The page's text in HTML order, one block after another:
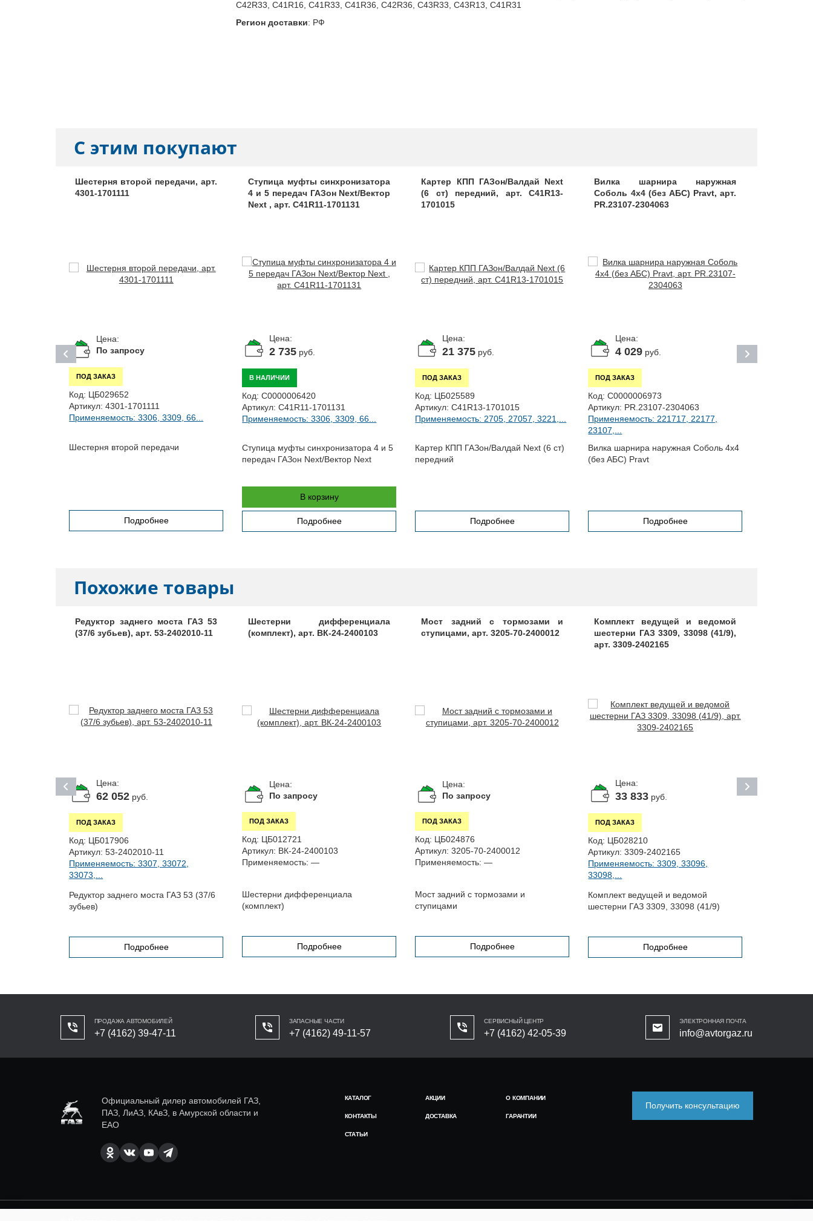
C42R33, C41R16, C41R33, C41R36, C42R36, C43R33, C43R13, C41R31
Регион доставки: РФ
С этим покупают
Шестерня второй передачи, арт.
4301-1701111
Цена:
По запросу
ПОД ЗАКАЗ
Код: ЦБ029652
Артикул: 4301-1701111
Применяемость: 3306, 3309, 66...
Шестерня второй передачи
Подробнее
Ступица муфты синхронизатора
4 и 5 передач ГАЗон Next/Вектор
Next , арт. C41R11-1701131
Цена:
2 735 руб.
В НАЛИЧИИ
Код: С0000006420
Артикул: C41R11-1701131
Применяемость: 3306, 3309, 66...
Ступица муфты синхронизатора 4 и 5
передач ГАЗон Next/Вектор Next
В корзину
Подробнее
Картер КПП ГАЗон/Валдай Next
(6 ст) передний, арт. C41R13-
1701015
Цена:
21 375 руб.
ПОД ЗАКАЗ
Код: ЦБ025589
Артикул: C41R13-1701015
Применяемость: 2705, 27057, 3221,...
Картер КПП ГАЗон/Валдай Next (6 ст)
передний
Подробнее
Вилка шарнира наружная
Соболь 4х4 (без АБС) Pravt, арт.
PR.23107-2304063
Цена:
4 029 руб.
ПОД ЗАКАЗ
Код: С0000006973
Артикул: PR.23107-2304063
Применяемость: 221717, 22177,
23107,...
Вилка шарнира наружная Соболь 4х4
(без АБС) Pravt
Подробнее
Похожие товары
Редуктор заднего моста ГАЗ 53
(37/6 зубьев), арт. 53-2402010-11
Цена:
62 052 руб.
ПОД ЗАКАЗ
Код: ЦБ017906
Артикул: 53-2402010-11
Применяемость: 3307, 33072,
33073,...
Редуктор заднего моста ГАЗ 53 (37/6
зубьев)
Подробнее
Шестерни дифференциала
(комплект), арт. ВК-24-2400103
Цена:
По запросу
ПОД ЗАКАЗ
Код: ЦБ012721
Артикул: ВК-24-2400103
Применяемость: —
Шестерни дифференциала
(комплект)
Подробнее
Мост задний с тормозами и
ступицами, арт. 3205-70-2400012
Цена:
По запросу
ПОД ЗАКАЗ
Код: ЦБ024876
Артикул: 3205-70-2400012
Применяемость: —
Мост задний с тормозами и
ступицами
Подробнее
Комплект ведущей и ведомой
шестерни ГАЗ 3309, 33098 (41/9),
арт. 3309-2402165
Цена:
33 833 руб.
ПОД ЗАКАЗ
Код: ЦБ028210
Артикул: 3309-2402165
Применяемость: 3309, 33096,
33098,...
Комплект ведущей и ведомой
шестерни ГАЗ 3309, 33098 (41/9)
Подробнее
ПРОДАЖА АВТОМОБИЛЕЙ
+7 (4162) 39-47-11
ЗАПАСНЫЕ ЧАСТИ
+7 (4162) 49-11-57
СЕРВИСНЫЙ ЦЕНТР
+7 (4162) 42-05-39
ЭЛЕКТРОННАЯ ПОЧТА
info@avtorgaz.ru
Официальный дилер автомобилей ГАЗ,
ПАЗ, ЛиАЗ, КАвЗ, в Амурской области и
ЕАО
КАТАЛОГ АКЦИИ О КОМПАНИИ
КОНТАКТЫ ДОСТАВКА ГАРАНТИИ
СТАТЬИ
Получить консультацию